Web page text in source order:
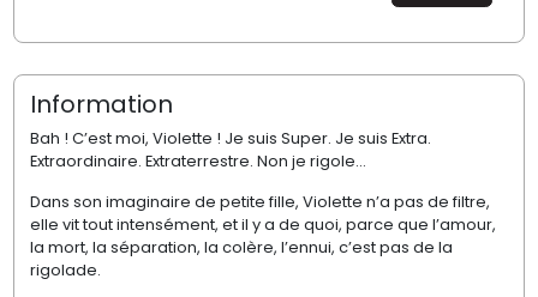
Information
Bah ! C’est moi, Violette ! Je suis Super. Je suis Extra.
Extraordinaire. Extraterrestre. Non je rigole...
Dans son imaginaire de petite fille, Violette n’a pas de filtre,
elle vit tout intensément, et il y a de quoi, parce que l’amour,
la mort, la séparation, la colère, l’ennui, c’est pas de la
rigolade.